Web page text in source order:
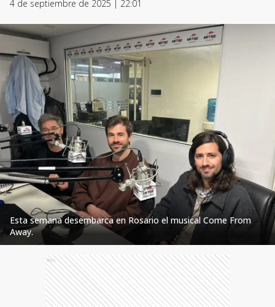
4 de septiembre de 2025 | 22:01
Esta semana desembarca en Rosario el musical Come From
Away.
Ads